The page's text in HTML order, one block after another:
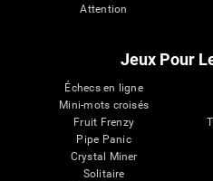
Attention
Jeux Pour
Échecs en ligne
Mini-mots croisés
Fruit Frenzy
Pipe Panic
Crystal Miner
Solitaire